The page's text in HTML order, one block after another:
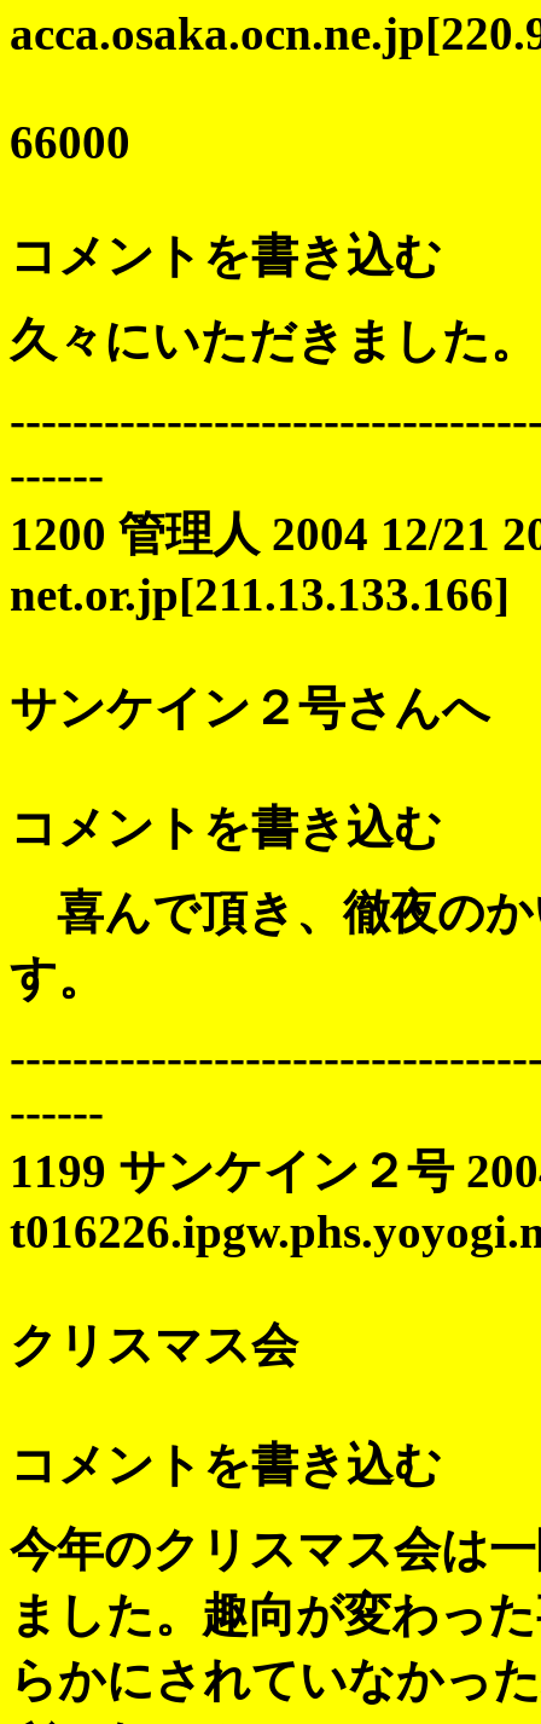
66000
コメントを書き込む
久々にいただきました。
------
1200 管理人 2004 12/21
net.or.jp[211.13.133.166]
サンケイン２号さんへ
コメントを書き込む
喜んで頂き、徹夜の
す。
------
1199 サンケイン２号
クリスマス会
コメントを書き込む
今年のクリスマス会は
ました。趣向が変わっ
らかにされていなかっ